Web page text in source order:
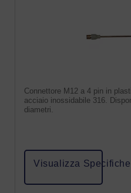
Connettore M12 a 4 pin in
acciaio inossidabile 316.
diametri.
Visualizza Specifiche